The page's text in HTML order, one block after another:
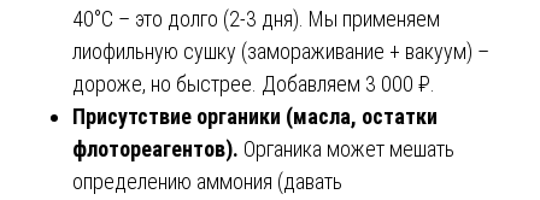
40°C – это долго (2-3 дня). Мы применяем
лиофильную сушку (замораживание + вакуум) –
дороже, но быстрее. Добавляем 3 000 ₽.
Присутствие органики (масла, остатки
флотореагентов). Органика может мешать
определению аммония (давать